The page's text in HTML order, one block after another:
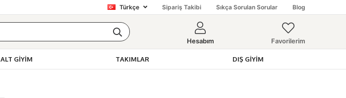
Türkçe Sipariş Takibi Sıkça Sorulan Sorular Blog
Hesabım Favorilerim
ALT GIYIM TAKIMLAR
DIŞ GIYIM